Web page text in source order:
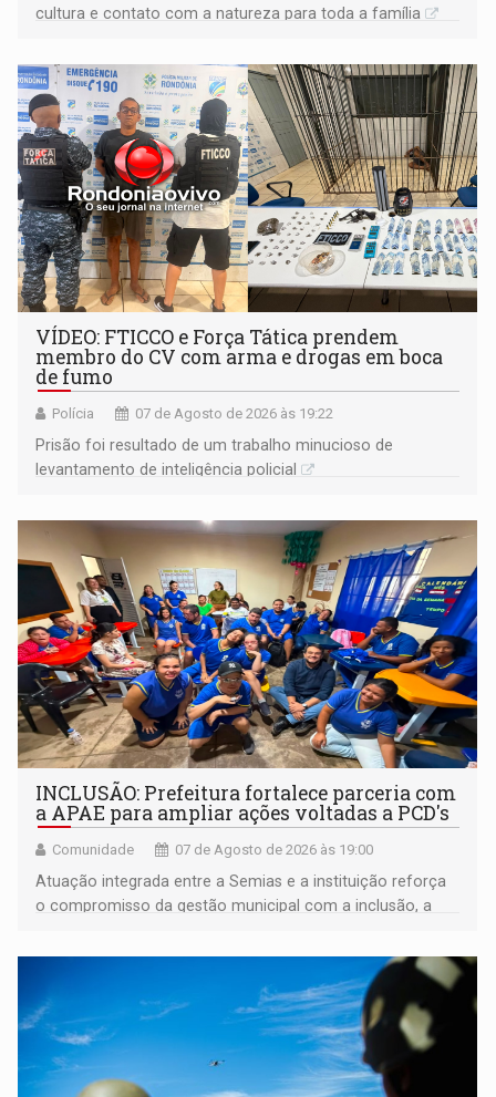
cultura e contato com a natureza para toda a família
VÍDEO: FTICCO e Força Tática prendem
membro do CV com arma e drogas em boca
de fumo
Polícia 07 de Agosto de 2026 às 19:22
Prisão foi resultado de um trabalho minucioso de
levantamento de inteligência policial
INCLUSÃO: Prefeitura fortalece parceria com
a APAE para ampliar ações voltadas a PCD's
Comunidade 07 de Agosto de 2026 às 19:00
Atuação integrada entre a Semias e a instituição reforça
o compromisso da gestão municipal com a inclusão, a